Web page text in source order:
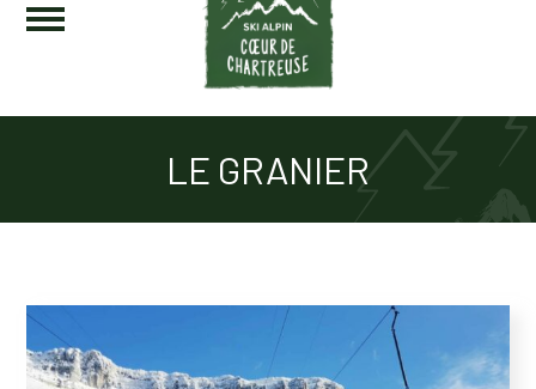
LE GRANIER